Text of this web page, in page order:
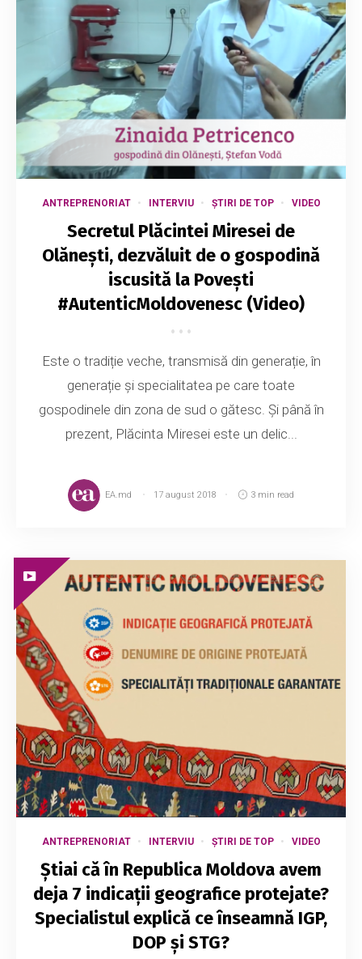
ANTREPRENORIAT INTERVIU ȘTIRI DE TOP VIDEO
Secretul Plăcintei Miresei de
Olănești, dezvăluit de o gospodină
iscusită la Povești
#AutenticMoldovenesc (Video)
Este o tradiție veche, transmisă din generație, în
generație și specialitatea pe care toate
gospodinele din zona de sud o gătesc. Și până în
prezent, Plăcinta Miresei este un delic...
EA.md 17 august 2018 3 min read
ANTREPRENORIAT INTERVIU ȘTIRI DE TOP VIDEO
Știai că în Republica Moldova avem
deja 7 indicații geografice protejate?
Specialistul explică ce înseamnă IGP,
DOP și STG?